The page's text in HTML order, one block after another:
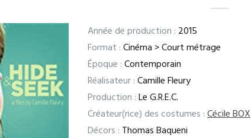
Année de production : 2015
Format :Cinéma > Court métrage
Époque :Contemporain
Réalisateur :Camille Fleury
Production :Le G.R.E.C.
Créateur(rice) des costumes :Cécile BOX
Décors : Thomas Baqueni